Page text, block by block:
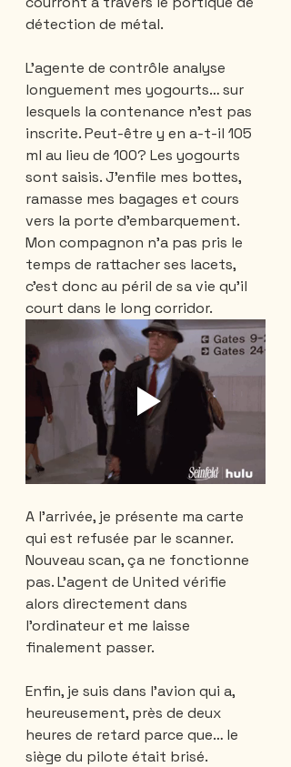
détection de métal.
L’agente de contrôle analyse
longuement mes yogourts… sur
lesquels la contenance n’est pas
inscrite. Peut-être y en a-t-il 105
ml au lieu de 100? Les yogourts
sont saisis. J’enfile mes bottes,
ramasse mes bagages et cours
vers la porte d’embarquement.
Mon compagnon n'a pas pris le
temps de rattacher ses lacets,
c’est donc au péril de sa vie qu’il
court dans le long corridor.
A l’arrivée, je présente ma carte
qui est refusée par le scanner.
Nouveau scan, ça ne fonctionne
pas. L’agent de United vérifie
alors directement dans
l’ordinateur et me laisse
finalement passer.
Enfin, je suis dans l’avion qui a,
heureusement, près de deux
heures de retard parce que… le
siège du pilote était brisé.